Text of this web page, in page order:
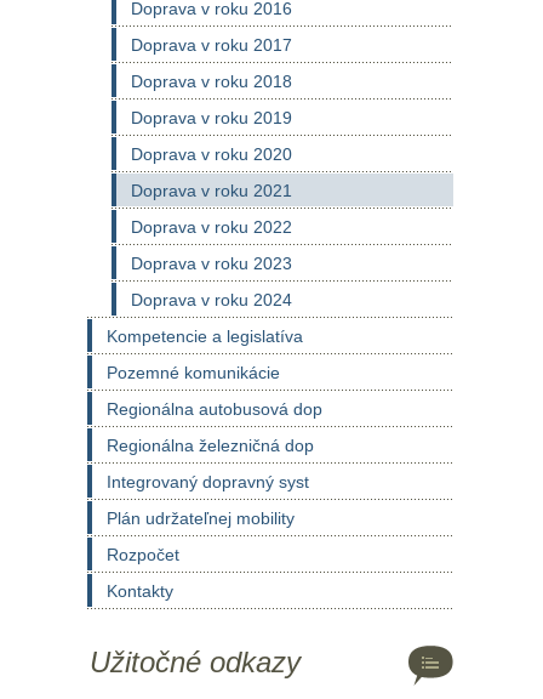
Doprava v roku 2016
Doprava v roku 2017
Doprava v roku 2018
Doprava v roku 2019
Doprava v roku 2020
Doprava v roku 2021
Doprava v roku 2022
Doprava v roku 2023
Doprava v roku 2024
Kompetencie a legislatíva
Pozemné komunikácie
Regionálna autobusová dop
Regionálna železničná dop
Integrovaný dopravný syst
Plán udržateľnej mobility
Rozpočet
Kontakty
Užitočné odkazy